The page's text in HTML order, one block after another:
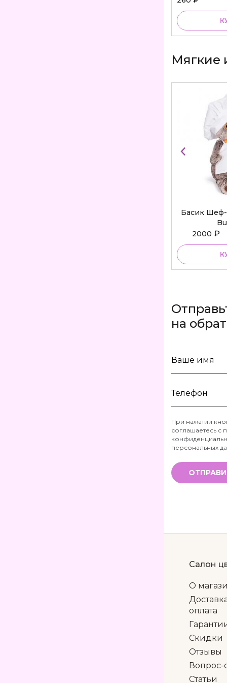
Мягкие
Басик
2000₽
на
Ваше
Телефон
*
При нажатии
соглашаетесь с
персональных
Салон
О
оплата
Скидки
Отзывы
Вопрос-
Статьи